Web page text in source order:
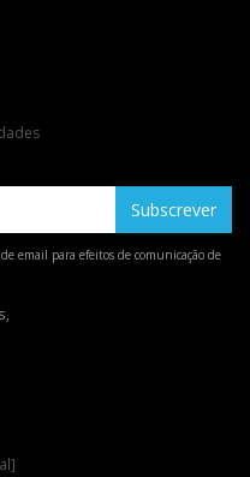
Subscrever
email para efeitos de comunicação de